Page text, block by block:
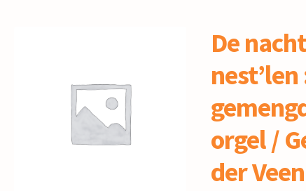
De
orgel /
der Veen